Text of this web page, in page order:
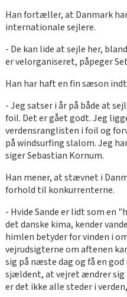
Han fortæller, at Danmark
internationale sejlere.
- De kan lide at sejle her,
er velorganiseret, påpeger
Han har haft en fin sæson
- Jeg satser i år på både at
foil. Det er gået godt. Jeg
verdensranglisten i foil og
på windsurfing slalom. Jeg
siger Sebastian Kornum.
Han mener, at stævnet i
forhold til konkurrenterne.
- Hvide Sande er lidt som en
det danske kima, kender
himlen betyder for vinden i
vejrudsigterne om aftenen
sig på næste dag og få en
sjældent, at vejret ændrer sig
er det ikke alle steder i